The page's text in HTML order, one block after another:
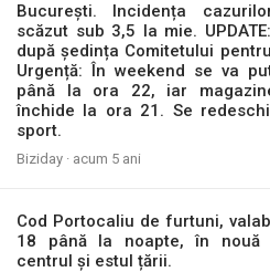
București. Incidența
scăzut sub 3,5 la mie.
după ședința Comitetului
Urgență: În weekend se va
până la ora 22, iar
închide la ora 21. Se
sport.
Biziday · acum 5 ani
Cod Portocaliu de furtuni,
18 până la noapte, în nouă
centrul și estul țării.